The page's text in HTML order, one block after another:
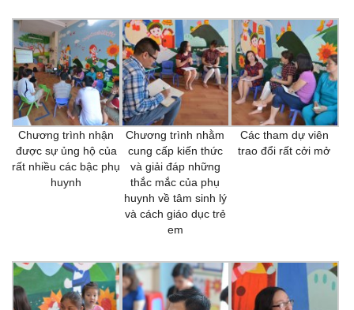
Chương trình nhận
được sự ủng hộ của
rất nhiều các bậc phụ
huynh
Chương trình nhằm
cung cấp kiến thức
và giải đáp những
thắc mắc của phụ
huynh về tâm sinh lý
và cách giáo dục trẻ
em
Các tham dự viên
trao đổi rất cởi mở